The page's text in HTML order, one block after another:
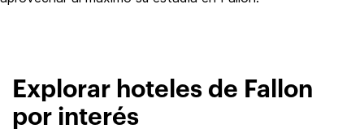
Explorar hoteles de Fallon
por interés